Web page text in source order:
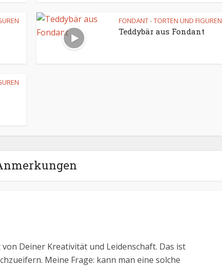
FONDANT - TORTEN UND FIGUREN
Teddybär aus Fondant
Deiner Kreativität und Leidenschaft. Das ist
Meine Frage: kann man eine solche